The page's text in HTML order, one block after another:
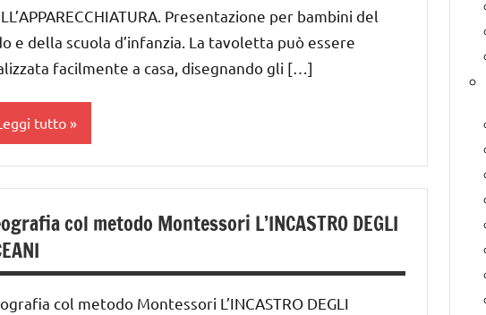
Presentazione per bambini del
e della scuola d’infanzia. La tavoletta può essere
facilmente a casa, disegnando gli […]
tutto
col metodo Montessori L’INCASTRO DEGLI
col metodo Montessori L’INCASTRO DEGLI